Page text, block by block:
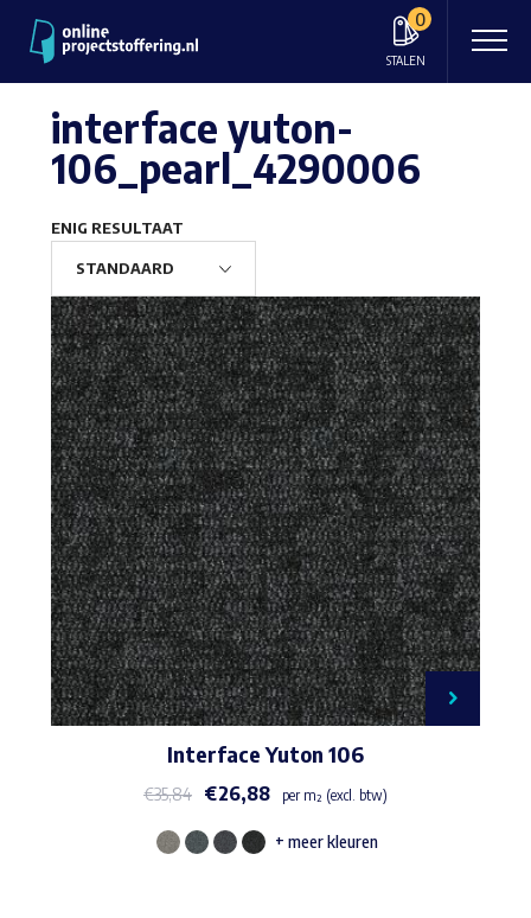
0
STALEN
interface yuton-
106_pearl_4290006
ENIG RESULTAAT
Interface Yuton 106
€35,84 €26,88 per m² (excl. btw)
Dit
+ meer kleuren